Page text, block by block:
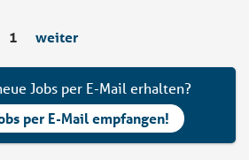
1 weiter
Jobs per E-Mail erhalten?
per E-Mail empfangen!